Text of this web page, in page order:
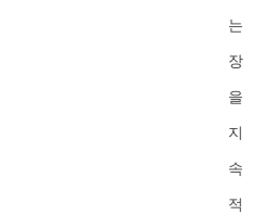
는
장
을
지
속
적